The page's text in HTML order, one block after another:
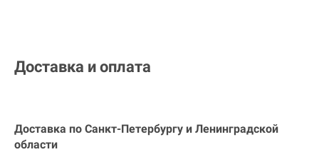
Доставка и оплата
Доставка по Санкт-Петербургу и Ленинградской
области